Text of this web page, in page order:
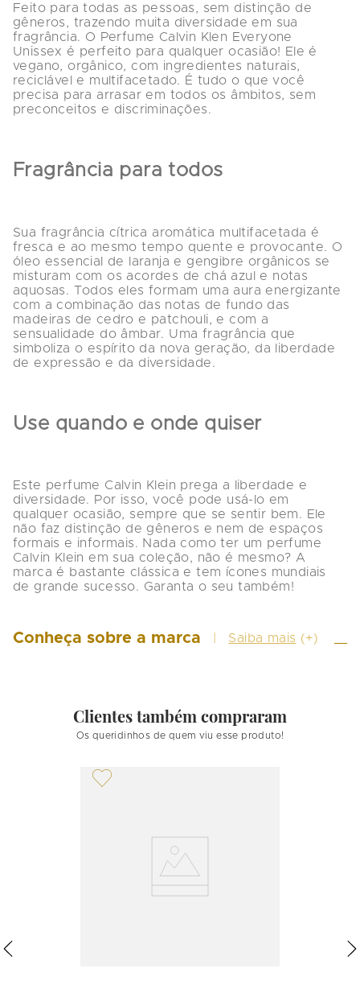
Feito para todas as pessoas, sem distinção de
gêneros, trazendo muita diversidade em sua
fragrância. O Perfume Calvin Klen Everyone
Unissex é perfeito para qualquer ocasião! Ele é
vegano, orgânico, com ingredientes naturais,
reciclável e multifacetado. É tudo o que você
precisa para arrasar em todos os âmbitos, sem
preconceitos e discriminações.
Fragrância para todos
Sua fragrância cítrica aromática multifacetada é
fresca e ao mesmo tempo quente e provocante. O
óleo essencial de laranja e gengibre orgânicos se
misturam com os acordes de chá azul e notas
aquosas. Todos eles formam uma aura energizante
com a combinação das notas de fundo das
madeiras de cedro e patchouli, e com a
sensualidade do âmbar. Uma fragrância que
simboliza o espírito da nova geração, da liberdade
de expressão e da diversidade.
Use quando e onde quiser
Este perfume Calvin Klein prega a liberdade e
diversidade. Por isso, você pode usá-lo em
qualquer ocasião, sempre que se sentir bem. Ele
não faz distinção de gêneros e nem de espaços
formais e informais. Nada como ter um perfume
Calvin Klein em sua coleção, não é mesmo? A
marca é bastante clássica e tem ícones mundiais
de grande sucesso. Garanta o seu também!
Conheça sobre a marca Saiba mais (+)
Clientes também compraram
Os queridinhos de quem viu esse produto!